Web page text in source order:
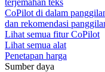
terjemahan teks
CoPilot di dalam
dan rekomendasi
Lihat semua fitur CoPilot
Lihat semua alat
Penetapan harga
Sumber daya